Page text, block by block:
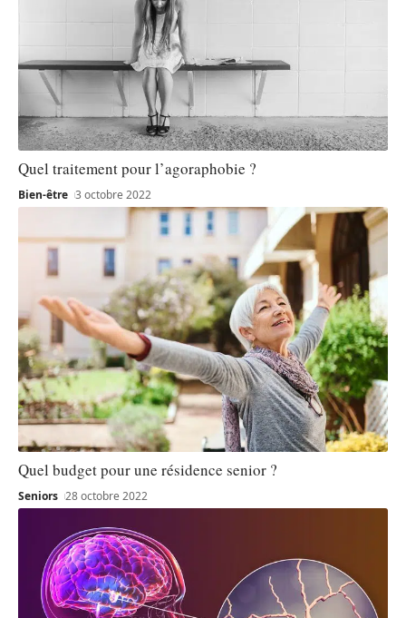
Quel traitement pour l’agoraphobie ?
Bien-être 3 octobre 2022
Quel budget pour une résidence senior ?
Seniors 28 octobre 2022